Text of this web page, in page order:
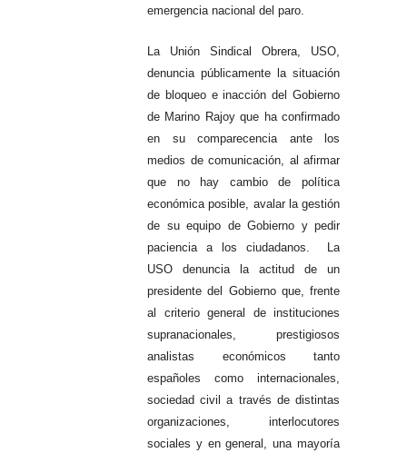
emergencia nacional del paro.
La Unión Sindical Obrera, USO,
denuncia públicamente la situación
de bloqueo e inacción del Gobierno
de Marino Rajoy que ha confirmado
en su comparecencia ante los
medios de comunicación, al afirmar
que no hay cambio de política
económica posible, avalar la gestión
de su equipo de Gobierno y pedir
paciencia a los ciudadanos.
La
USO denuncia la actitud de un
presidente del Gobierno que, frente
al criterio general de instituciones
supranacionales, prestigiosos
analistas económicos tanto
españoles como internacionales,
sociedad civil a través de distintas
organizaciones, interlocutores
sociales y en general, una mayoría